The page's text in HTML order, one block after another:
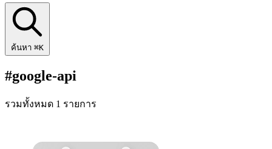
ค้นหา ⌘K
#google-api
รวมทั้งหมด 1 รายการ